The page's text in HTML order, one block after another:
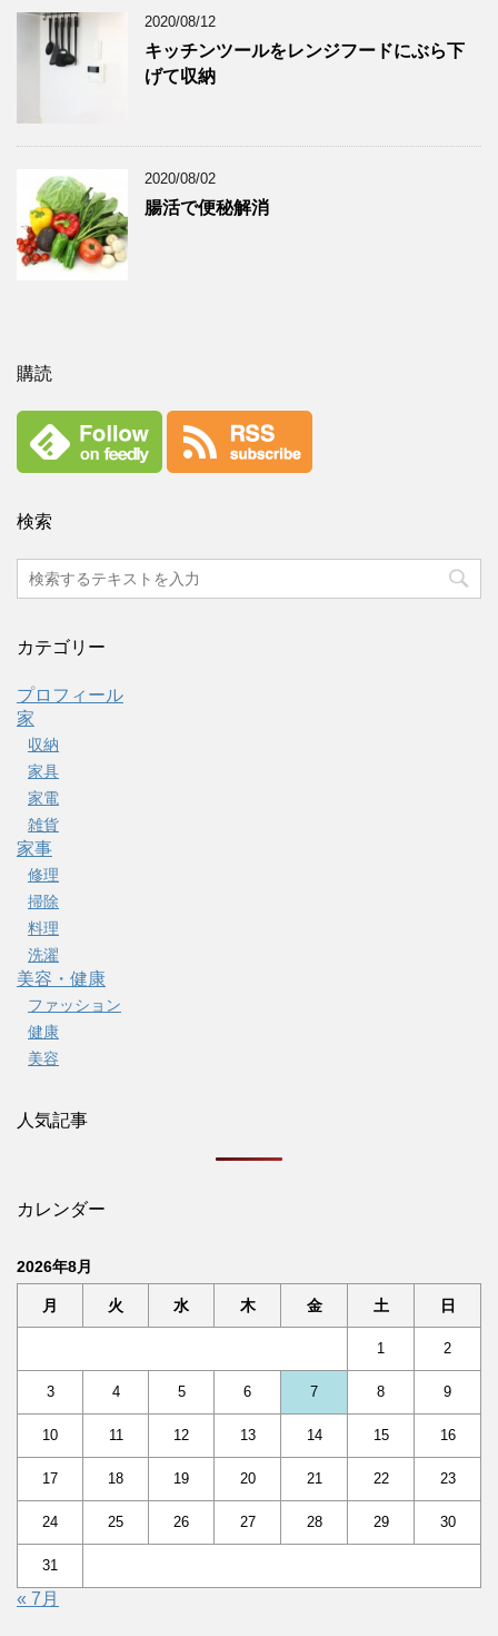
2020/08/12
キッチンツールをレンジフードにぶら下
げて収納
2020/08/02
腸活で便秘解消
購読
検索
カテゴリー
プロフィール
家
収納
家具
家電
雑貨
家事
修理
掃除
料理
洗濯
美容・健康
ファッション
健康
美容
人気記事
カレンダー
2026年8月
月 火 水 木 金 土 日
1 2
3 4 5 6 7 8 9
10 11 12 13 14 15 16
17 18 19 20 21 22 23
24 25 26 27 28 29 30
31
« 7月